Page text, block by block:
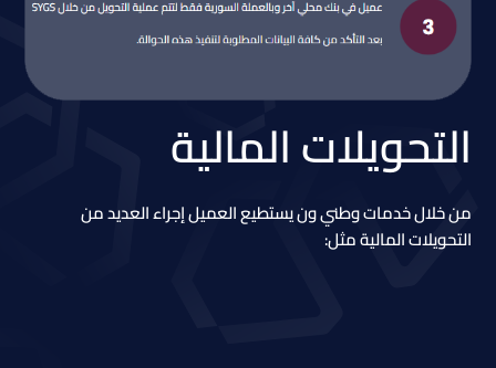
التحويلات المالية
من خلال خدمات وطني ون يستطيع العميل إجراء العديد من
التحويلات المالية مثل: